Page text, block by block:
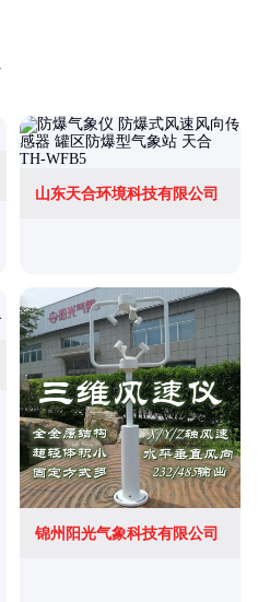
山东天合环境科技有限公司
锦州阳光气象科技有限公司